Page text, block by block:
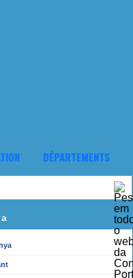
DÉPARTEMENTS